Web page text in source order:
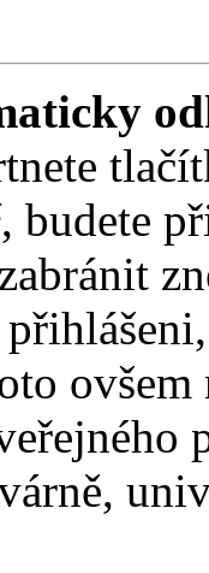
, budete